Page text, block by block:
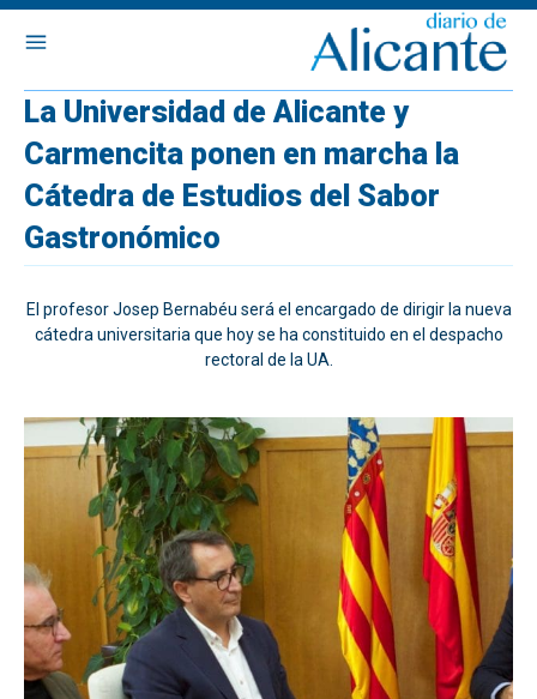
La Universidad de Alicante y
Carmencita ponen en marcha la
Cátedra de Estudios del Sabor
Gastronómico
El profesor Josep Bernabéu será el encargado de dirigir la nueva
cátedra universitaria que hoy se ha constituido en el despacho
rectoral de la UA.